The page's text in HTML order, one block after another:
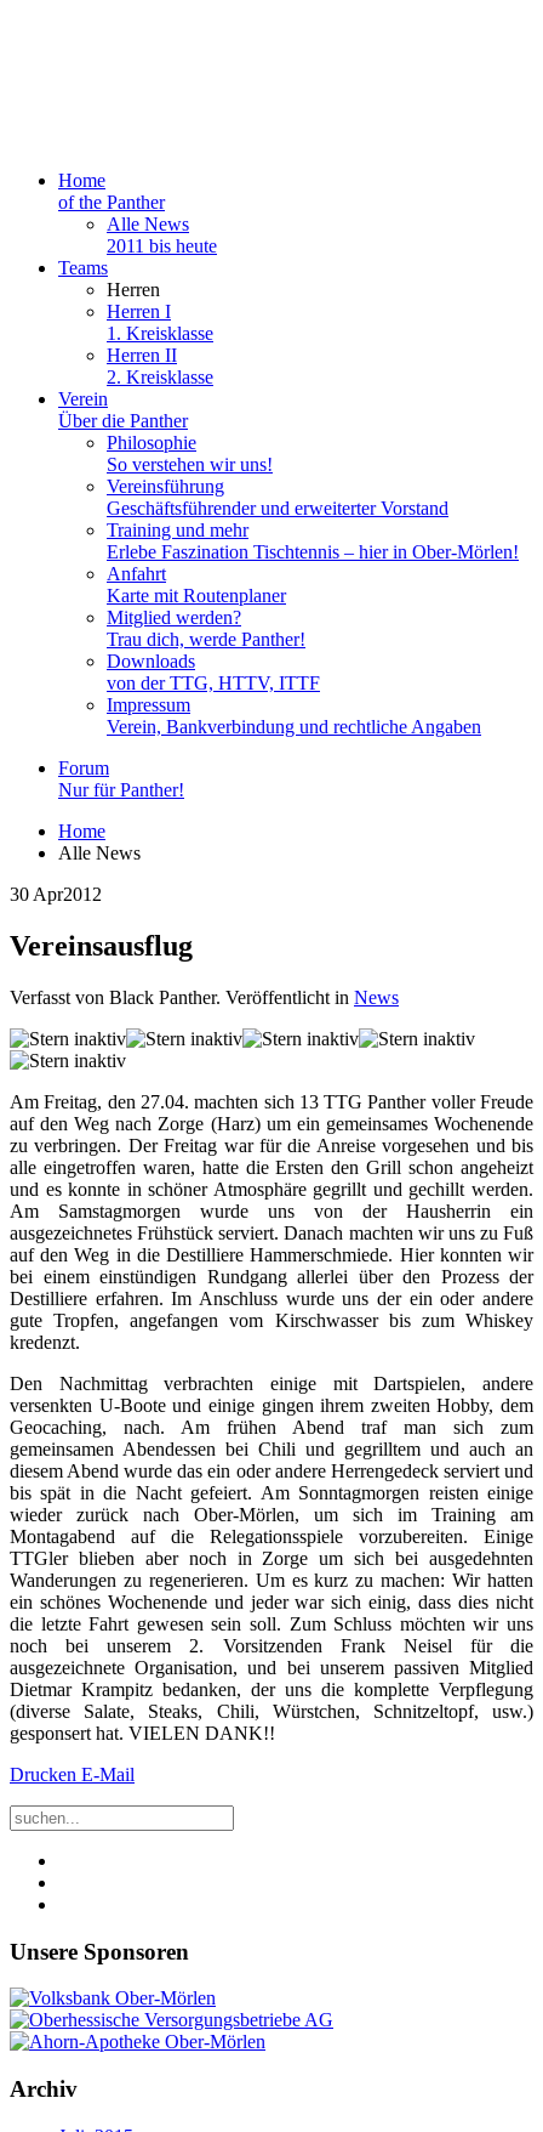
Home
of the Panther
Alle News
2011 bis heute
Teams
Herren
Herren I
1. Kreisklasse
Herren II
2. Kreisklasse
Verein
Über die Panther
Philosophie
So verstehen wir uns!
Vereinsführung
Geschäftsführender und erweiterter Vorstand
Training und mehr
Erlebe Faszination Tischtennis – hier in Ober-Mörlen!
Anfahrt
Karte mit Routenplaner
Mitglied werden?
Trau dich, werde Panther!
Downloads
von der TTG, HTTV, ITTF
Impressum
Verein, Bankverbindung und rechtliche Angaben
Forum
Nur für Panther!
Home
Alle News
30 Apr2012
Vereinsausflug
Verfasst von Black Panther. Veröffentlicht in News
Am Freitag, den 27.04. machten sich 13 TTG Panther voller Freude
auf den Weg nach Zorge (Harz) um ein gemeinsames Wochenende
zu verbringen. Der Freitag war für die Anreise vorgesehen und bis
alle eingetroffen waren, hatte die Ersten den Grill schon angeheizt
und es konnte in schöner Atmosphäre gegrillt und gechillt werden.
Am Samstagmorgen wurde uns von der Hausherrin ein
ausgezeichnetes Frühstück serviert. Danach machten wir uns zu Fuß
auf den Weg in die Destilliere Hammerschmiede. Hier konnten wir
bei einem einstündigen Rundgang allerlei über den Prozess der
Destilliere erfahren. Im Anschluss wurde uns der ein oder andere
gute Tropfen, angefangen vom Kirschwasser bis zum Whiskey
kredenzt.
Den Nachmittag verbrachten einige mit Dartspielen, andere
versenkten U-Boote und einige gingen ihrem zweiten Hobby, dem
Geocaching, nach. Am frühen Abend traf man sich zum
gemeinsamen Abendessen bei Chili und gegrilltem und auch an
diesem Abend wurde das ein oder andere Herrengedeck serviert und
bis spät in die Nacht gefeiert. Am Sonntagmorgen reisten einige
wieder zurück nach Ober-Mörlen, um sich im Training am
Montagabend auf die Relegationsspiele vorzubereiten. Einige
TTGler blieben aber noch in Zorge um sich bei ausgedehnten
Wanderungen zu regenerieren. Um es kurz zu machen: Wir hatten
ein schönes Wochenende und jeder war sich einig, dass dies nicht
die letzte Fahrt gewesen sein soll. Zum Schluss möchten wir uns
noch bei unserem 2. Vorsitzenden Frank Neisel für die
ausgezeichnete Organisation, und bei unserem passiven Mitglied
Dietmar Krampitz bedanken, der uns die komplette Verpflegung
(diverse Salate, Steaks, Chili, Würstchen, Schnitzeltopf, usw.)
gesponsert hat. VIELEN DANK!!
Drucken E-Mail
Unsere Sponsoren
Archiv